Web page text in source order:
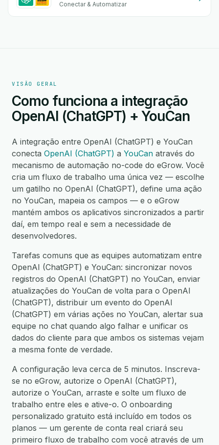
Conectar & Automatizar
VISÃO GERAL
Como funciona a integração
OpenAI (ChatGPT) + YouCan
A integração entre OpenAI (ChatGPT) e YouCan
conecta OpenAI (ChatGPT) a YouCan através do
mecanismo de automação no-code do eGrow. Você
cria um fluxo de trabalho uma única vez — escolhe
um gatilho no OpenAI (ChatGPT), define uma ação
no YouCan, mapeia os campos — e o eGrow
mantém ambos os aplicativos sincronizados a partir
daí, em tempo real e sem a necessidade de
desenvolvedores.
Tarefas comuns que as equipes automatizam entre
OpenAI (ChatGPT) e YouCan: sincronizar novos
registros do OpenAI (ChatGPT) no YouCan, enviar
atualizações do YouCan de volta para o OpenAI
(ChatGPT), distribuir um evento do OpenAI
(ChatGPT) em várias ações no YouCan, alertar sua
equipe no chat quando algo falhar e unificar os
dados do cliente para que ambos os sistemas vejam
a mesma fonte de verdade.
A configuração leva cerca de 5 minutos. Inscreva-
se no eGrow, autorize o OpenAI (ChatGPT),
autorize o YouCan, arraste e solte um fluxo de
trabalho entre eles e ative-o. O onboarding
personalizado gratuito está incluído em todos os
planos — um gerente de conta real criará seu
primeiro fluxo de trabalho com você através de um